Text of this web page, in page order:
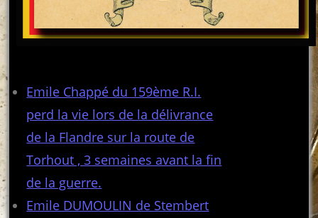
Emile Chappé du 159ème R.I.
perd la vie lors de la délivrance
de la Flandre sur la route de
Torhout , 3 semaines avant la fin
de la guerre.
Emile DUMOULIN de Stembert